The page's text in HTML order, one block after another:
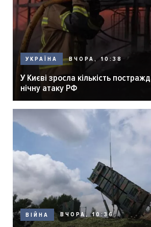
УКРАЇНА ВЧОРА, 10:38
У Києві зросла кількість
нічну атаку РФ
ВІЙНА ВЧОРА, 10:36